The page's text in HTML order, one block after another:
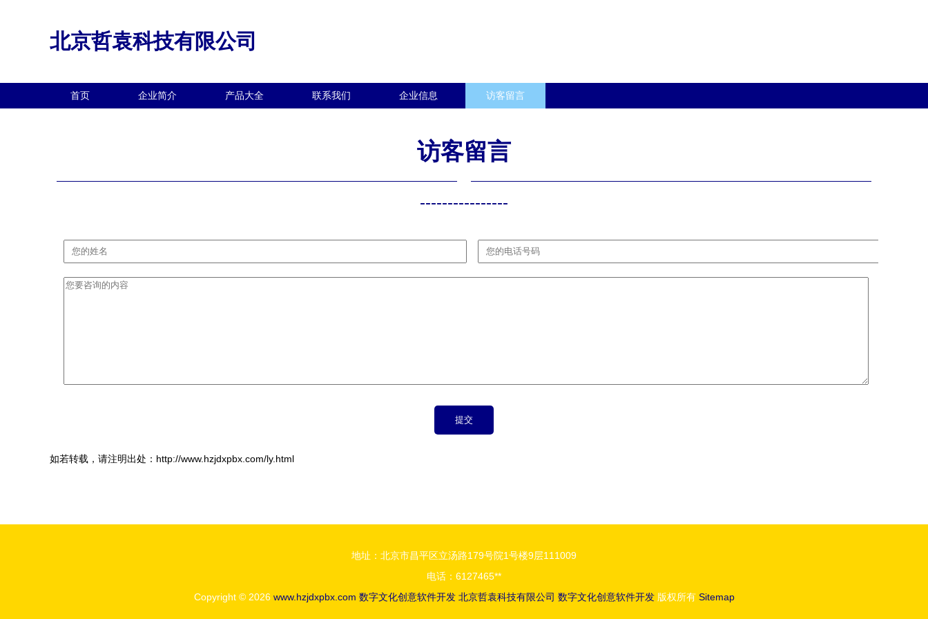
北京哲袁科技有限公司
首页 企业简介 产品大全 联系我们 企业信息 访客留言
访客留言
----------------
如若转载，请注明出处：http://www.hzjdxpbx.com/ly.html
地址：北京市昌平区立汤路179号院1号楼9层111009
电话：6127465**
Copyright © 2026 www.hzjdxpbx.com 数字文化创意软件开发 北京哲袁科技有限公司 数字文化创意软件开发版权所有 Sitemap